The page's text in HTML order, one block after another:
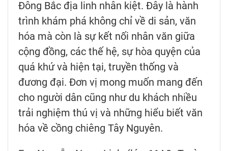
Đông Bắc địa linh nhân kiệt. Đây là hành
trình khám phá không chỉ về di sản, văn
hóa mà còn là sự kết nối nhân văn giữa
cộng đồng, các thế hệ, sự hòa quyện của
quá khứ và hiện tại, truyền thống và
đương đại. Đơn vị mong muốn mang đến
cho người dân cũng như du khách nhiều
trải nghiệm thú vị và những hiểu biết văn
hóa về cồng chiêng Tây Nguyên.